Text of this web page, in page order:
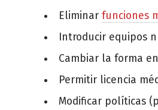
Eliminar funciones
Introducir equipos
Cambiar la forma
Permitir licencia
Modificar políticas